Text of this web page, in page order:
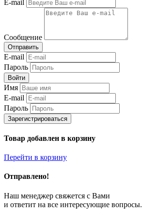
E-mail
Сообщение
Отправить
E-mail
Пароль
Войти
Имя
E-mail
Пароль
Зарегистрироваться
Товар добавлен в корзину
Перейти в корзину
Отправлено!
Наш менеджер свяжется с Вами
и ответит на все интересующие вопросы.